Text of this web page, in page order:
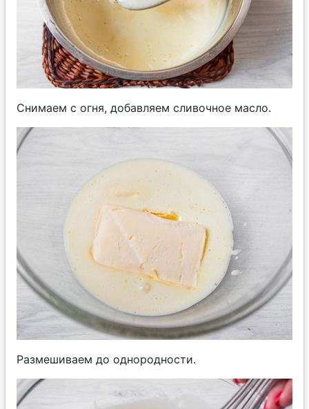
Снимаем с огня, добавляем сливочное масло.
Размешиваем до однородности.